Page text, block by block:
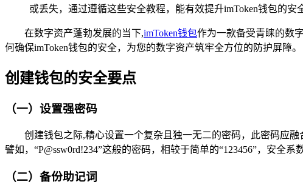
或丢失，通过遵循这些安全教程，能有效提升imToken钱包的
在数字资产蓬勃发展的当下,imToken钱包作为一款备受青睐的数
何确保imToken钱包的安全，为您的数字资产筑牢全方位的防护屏障。
创建钱包的安全要点
（一）设置强密码
创建钱包之际,精心设置一个复杂且独一无二的密码，此密码应
譬如，“P@ssw0rd!234”这般的密码，相较于简单的“123456”，安全系
（二）备份助记词